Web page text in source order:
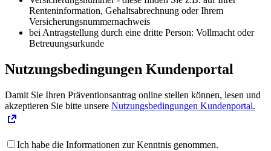
Renteninformation, Gehaltsabrechnung oder Ihrem
Versicherungsnummernachweis
bei Antragstellung durch eine dritte Person: Vollmacht oder
Betreuungsurkunde
Nutzungsbedingungen Kundenportal
Damit Sie Ihren Präventionsantrag online stellen können, lesen und
akzeptieren Sie bitte unsere Nutzungsbedingungen Kundenportal.
Ich habe die Informationen zur Kenntnis genommen.